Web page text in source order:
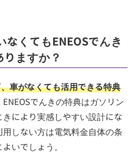
なくてもENEOSでんき
ますか？
車がなくても活用できる特典
でんきの特典はガソリン
により実感しやすい設計にな
しない方は電気料金自体の条
いでしょう。